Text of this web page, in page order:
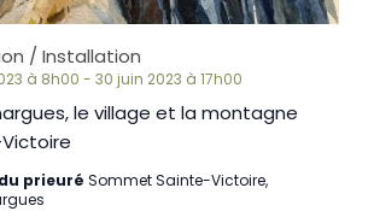
/ Installation
le village et la montagne
à 8h00 - 30 juin 2023 à 17h00
prieuré Sommet Sainte-Victoire,